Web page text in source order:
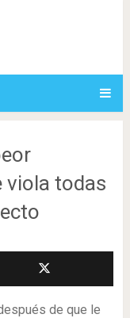
viola todas
de que le